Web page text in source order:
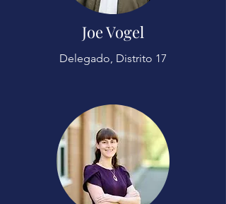
Joe Vogel
Delegado, Distrito 17